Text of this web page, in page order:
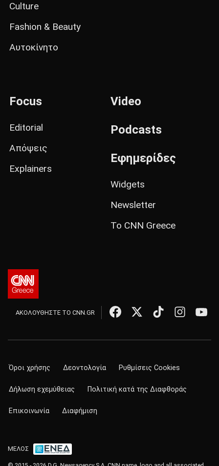
Culture
Fashion & Beauty
Αυτοκίνητο
Focus
Editorial
Απόψεις
Explainers
Video
Podcasts
Εφημερίδες
Widgets
Newsletter
Το CNN Greece
ΑΚΟΛΟΥΘΗΣΤΕ ΤΟ CNN.GR
Όροι χρήσης Δεοντολογία Ρυθμίσεις Cookies
Δήλωση εχεμύθειας Πολιτική κατά της Διαφθοράς
Επικοινωνία Διαφήμιση
ΜΕΛΟΣ